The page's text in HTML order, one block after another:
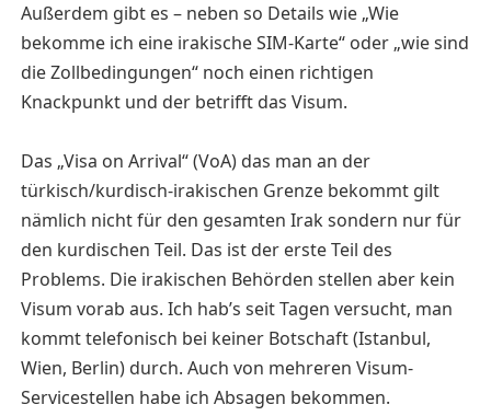
Außerdem gibt es – neben so Details wie „Wie
bekomme ich eine irakische SIM-Karte“ oder „wie sind
die Zollbedingungen“ noch einen richtigen
Knackpunkt und der betrifft das Visum.
Das „Visa on Arrival“ (VoA) das man an der
türkisch/kurdisch-irakischen Grenze bekommt gilt
nämlich nicht für den gesamten Irak sondern nur für
den kurdischen Teil. Das ist der erste Teil des
Problems. Die irakischen Behörden stellen aber kein
Visum vorab aus. Ich hab’s seit Tagen versucht, man
kommt telefonisch bei keiner Botschaft (Istanbul,
Wien, Berlin) durch. Auch von mehreren Visum-
Servicestellen habe ich Absagen bekommen.